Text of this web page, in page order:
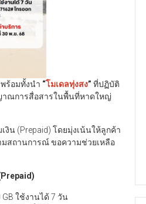
ร้อมทั้งนำ “โมเดลทุ่งสง” ที่ปฏิบัติ
ณการสื่อสารในพื้นที่หาดใหญ่
น (Prepaid) โดยมุ่งเน้นให้ลูกค้า
สถานการณ์ ขอความช่วยเหลือ
Prepaid)
ใช้งานได้ 7 วัน